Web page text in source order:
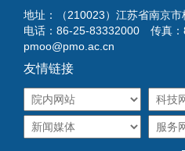
地址：（210023）江苏省南京
电话：86-25-83332000 传真
pmoo@pmo.ac.cn
友情链接